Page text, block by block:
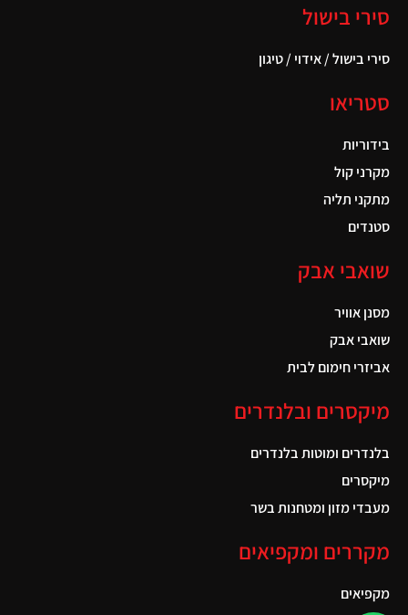
סירי בישול
סירי בישול / אידוי / טיגון
סטריאו
בידוריות
מקרני קול
מתקני תליה
סטנדים
שואבי אבק
מסנן אוויר
שואבי אבק
אביזרי חימום לבית
מיקסרים ובלנדרים
בלנדרים ומוטות בלנדרים
מיקסרים
מעבדי מזון ומטחנות בשר
מקררים ומקפיאים
מקפיאים